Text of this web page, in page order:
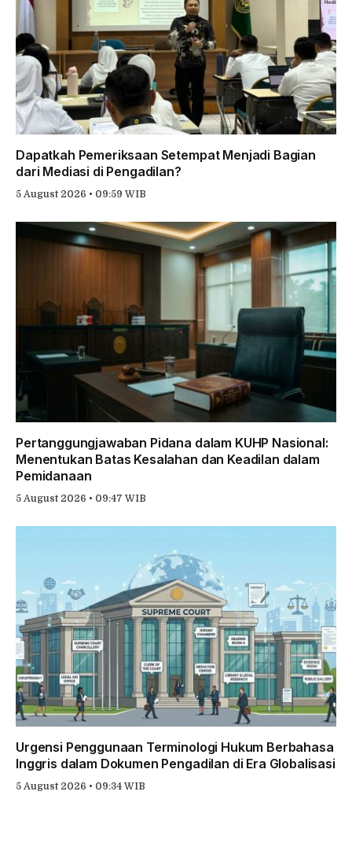
Dapatkah Pemeriksaan Setempat Menjadi Bagian
dari Mediasi di Pengadilan?
5 August 2026 • 09:59 WIB
Pertanggungjawaban Pidana dalam KUHP Nasional:
Menentukan Batas Kesalahan dan Keadilan dalam
Pemidanaan
5 August 2026 • 09:47 WIB
Urgensi Penggunaan Terminologi Hukum Berbahasa
Inggris dalam Dokumen Pengadilan di Era Globalisasi
5 August 2026 • 09:34 WIB